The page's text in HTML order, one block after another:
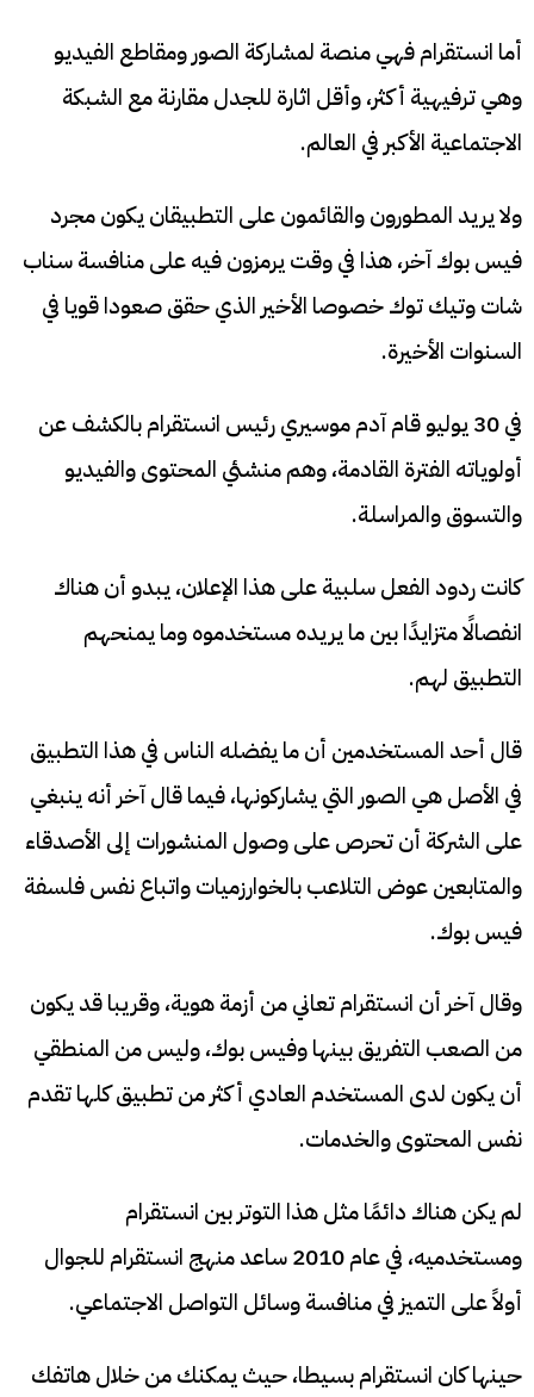
أما انستقرام فهي منصة لمشاركة الصور ومقاطع الفيديو
وهي ترفيهية أكثر، وأقل اثارة للجدل مقارنة مع الشبكة
الاجتماعية الأكبر في العالم.
ولا يريد المطورون والقائمون على التطبيقان يكون مجرد
فيس بوك آخر، هذا في وقت يرمزون فيه على منافسة سناب
شات وتيك توك خصوصا الأخير الذي حقق صعودا قويا في
السنوات الأخيرة.
في 30 يوليو قام آدم موسيري رئيس انستقرام بالكشف عن
أولوياته الفترة القادمة، وهم منشئي المحتوى والفيديو
والتسوق والمراسلة.
كانت ردود الفعل سلبية على هذا الإعلان، يبدو أن هناك
انفصالًا متزايدًا بين ما يريده مستخدموه وما يمنحهم
التطبيق لهم.
قال أحد المستخدمين أن ما يفضله الناس في هذا التطبيق
في الأصل هي الصور التي يشاركونها، فيما قال آخر أنه ينبغي
على الشركة أن تحرص على وصول المنشورات إلى الأصدقاء
والمتابعين عوض التلاعب بالخوارزميات واتباع نفس فلسفة
فيس بوك.
وقال آخر أن انستقرام تعاني من أزمة هوية، وقريبا قد يكون
من الصعب التفريق بينها وفيس بوك، وليس من المنطقي
أن يكون لدى المستخدم العادي أكثر من تطبيق كلها تقدم
نفس المحتوى والخدمات.
لم يكن هناك دائمًا مثل هذا التوتر بين انستقرام
ومستخدميه، في عام 2010 ساعد منهج انستقرام للجوال
أولاً على التميز في منافسة وسائل التواصل الاجتماعي.
حينها كان انستقرام بسيطا، حيث يمكنك من خلال هاتفك